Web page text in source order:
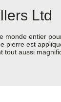
Ltd
entier
pierre est
aussi